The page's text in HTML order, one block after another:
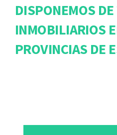
DISPONEMOS
INMOBILIARIOS
PROVINCIAS DE